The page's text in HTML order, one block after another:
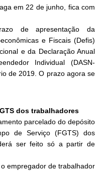
em 22 de junho, fica com
de apresentação da
e Fiscais (Defis)
e da Declaração Anual
Individual (DASN-
de 2019. O prazo agora se
dos trabalhadores
parcelado do depósito
de Serviço (FGTS) dos
ser feito só a partir de
empregador de trabalhador